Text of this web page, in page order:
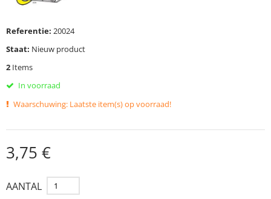
Referentie: 20024
Staat: Nieuw product
2 Items
In voorraad
Waarschuwing: Laatste item(s) op voorraad!
3,75 €
AANTAL